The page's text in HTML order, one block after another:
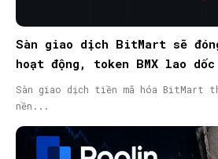
Sàn giao dịch BitMart sẽ
hoạt động, token BMX lao dốc
Sàn giao dịch tiền mã hóa BitMart
nền...